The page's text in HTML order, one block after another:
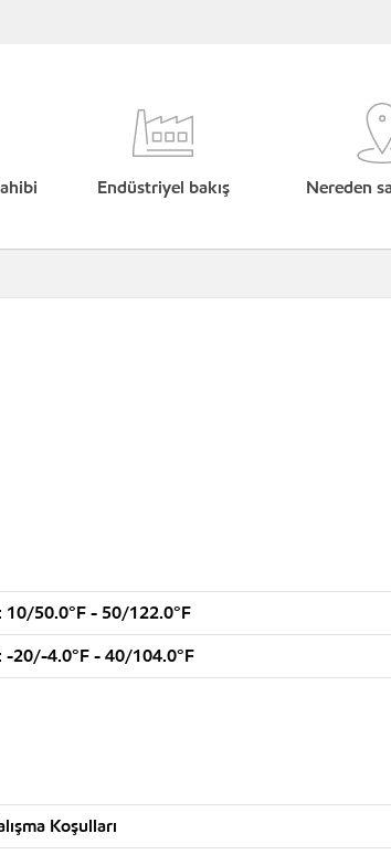
Endüstriyel bakış Nereden
10/50.0°F - 50/122.0°F
-20/-4.0°F - 40/104.0°F
Koşulları